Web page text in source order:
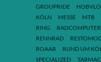
GROUPRIDE
KÖLN
MESSE MTB
RING
RADCOMPUTER
RENNRAD
ROAAR
RUND UM
SPECIALIZED
TARMAC